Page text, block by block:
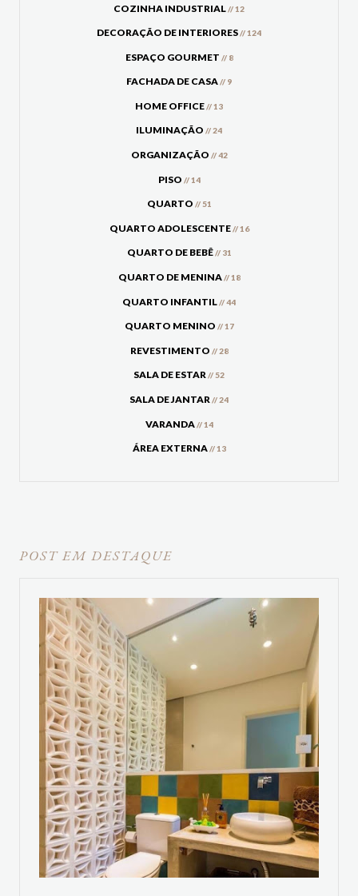
COZINHA INDUSTRIAL// 12
DECORAÇÃO DE INTERIORES// 124
ESPAÇO GOURMET // 8
FACHADA DE CASA// 9
HOME OFFICE// 13
ILUMINAÇÃO // 24
ORGANIZAÇÃO // 42
PISO // 14
QUARTO // 51
QUARTO ADOLESCENTE// 16
QUARTO DE BEBÊ// 31
QUARTO DE MENINA// 18
QUARTO INFANTIL// 44
QUARTO MENINO // 17
REVESTIMENTO // 28
SALA DE ESTAR// 52
SALA DE JANTAR// 24
VARANDA// 14
ÁREA EXTERNA// 13
POST EM DESTAQUE